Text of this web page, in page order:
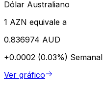
Dólar Australiano
1 AZN equivale a
0.836974 AUD
+0.0002 (0.03%) Semanal
Ver gráfico